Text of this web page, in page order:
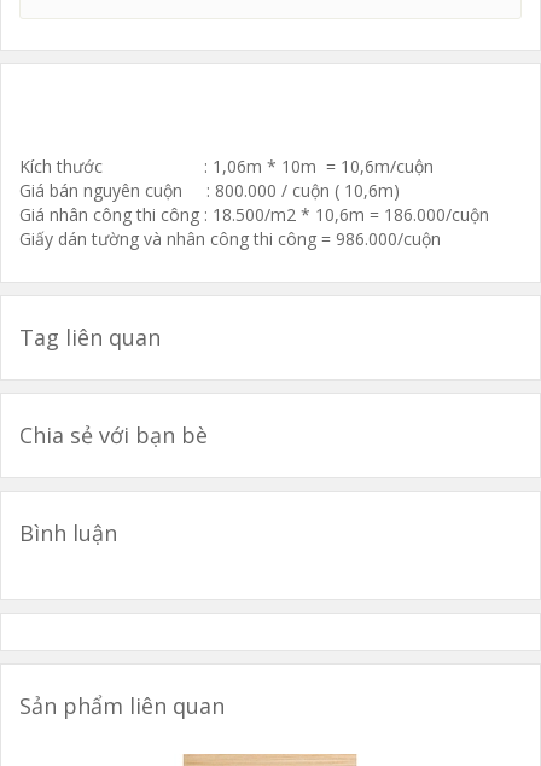
Kích thước : 1,06m * 10m = 10,6m/cuộn
Giá bán nguyên cuộn : 800.000 / cuộn ( 10,6m)
Giá nhân công thi công : 18.500/m2 * 10,6m = 186.000/cuộn
Giấy dán tường và nhân công thi công = 986.000/cuộn
Tag liên quan
Chia sẻ với bạn bè
Bình luận
Sản phẩm liên quan